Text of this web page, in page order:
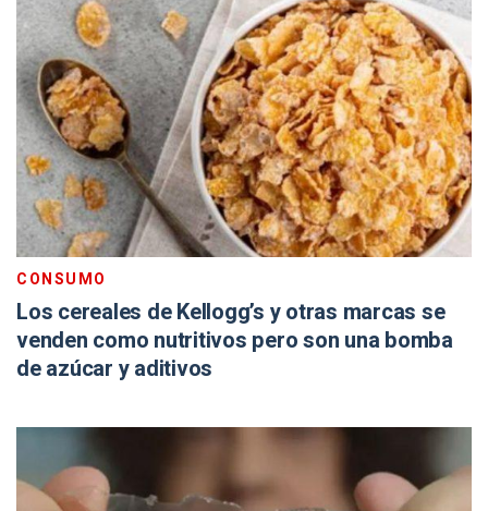
CONSUMO
Los cereales de Kellogg’s y otras marcas se
venden como nutritivos pero son una bomba
de azúcar y aditivos